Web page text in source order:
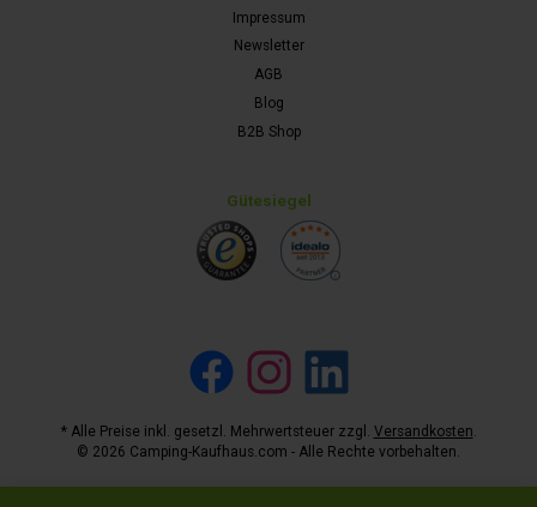
Impressum
Newsletter
AGB
Blog
B2B Shop
Gütesiegel
Facebook Instagram
* Alle Preise inkl. gesetzl. Mehrwertsteuer zzgl. Versandkosten.
© 2026 Camping-Kaufhaus.com - Alle Rechte vorbehalten.